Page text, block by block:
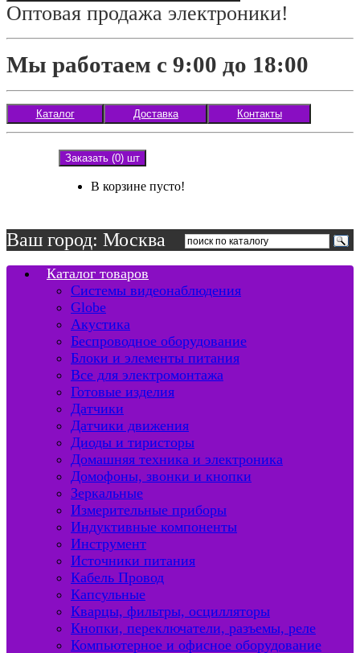
Оптовая продажа электроники!
Мы работаем с 9:00 до 18:00
Каталог Доставка Контакты
Заказать (0) шт
В корзине пусто!
Ваш город: Москва
Каталог товаров
Системы видеонаблюдения
Globe
Акустика
Беспроводное оборудование
Блоки и элементы питания
Все для электромонтажа
Готовые изделия
Датчики
Датчики движения
Диоды и тиристоры
Домашняя техника и электроника
Домофоны, звонки и кнопки
Зеркальные
Измерительные приборы
Индуктивные компоненты
Инструмент
Источники питания
Кабель Провод
Капсульные
Кварцы, фильтры, осцилляторы
Кнопки, переключатели, разъемы, реле
Компьютерное и офисное оборудование